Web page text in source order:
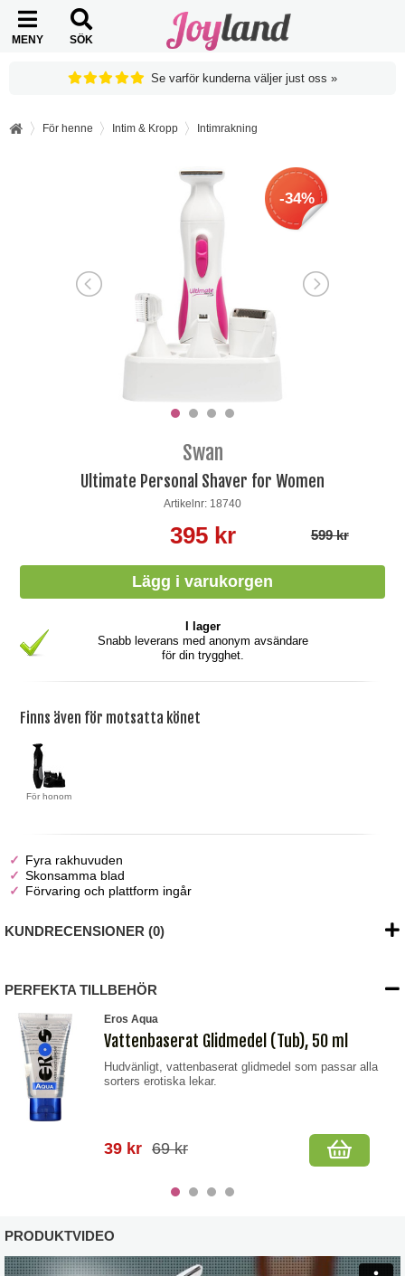
MENY SÖK
Se varför kunderna väljer just oss »
För henne Intim & Kropp Intimrakning
-34%
Swan
Ultimate Personal Shaver for Women
Artikelnr: 18740
395 kr 599 kr
I lager
Snabb leverans med anonym avsändare
för din trygghet.
Finns även för motsatta könet
För honom
Fyra rakhuvuden
Skonsamma blad
Förvaring och plattform ingår
KUNDRECENSIONER (0)
PERFEKTA TILLBEHÖR
Eros Aqua
Vattenbaserat Glidmedel (Tub), 50 ml
Hudvänligt, vattenbaserat glidmedel som passar alla
sorters erotiska lekar.
39 kr 69 kr
PRODUKTVIDEO